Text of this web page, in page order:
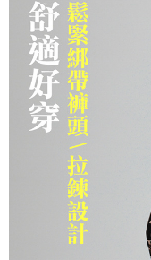
３．安心：先確認商品／
【「AFTEE先享後付」結帳
１．於結帳方式選擇「
結帳頁面，進行簡訊認證
２．訂單成立數日內，您
３．收到繳費通知簡訊後
ATM／網路銀行／等多元
※ 請注意：結帳手續完成
購買商品的店家。未經商
後付繳納相關費用。
※ 交易是否成功請以「
是否繳費成功／繳費後需
客戶支援中心」
https://
全家取貨付款
每筆NT$150，滿
付款後全家取貨
每筆NT$150，滿
萊爾富取貨付款
每筆NT$150，滿
付款後萊爾富取貨
每筆NT$150，滿
7-11取貨付款